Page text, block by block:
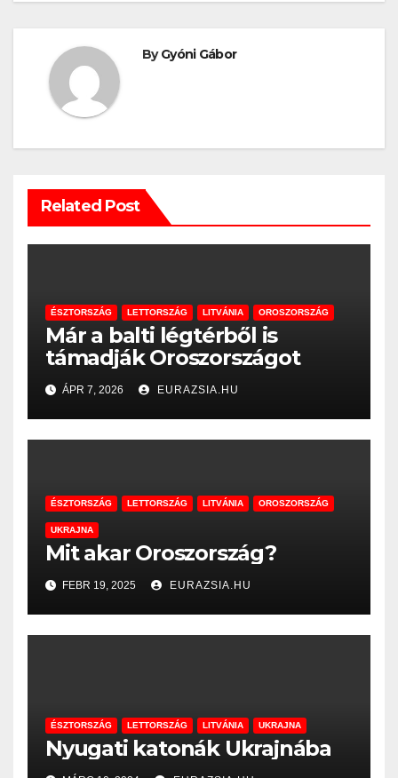
ByGyóni Gábor
Related Post
ÉSZTORSZÁG LETTORSZÁG LITVÁNIA OROSZORSZÁG
Már a balti légtérből is
támadják Oroszországot
ÁPR 7, 2026 EURAZSIA.HU
ÉSZTORSZÁG LETTORSZÁG LITVÁNIA OROSZORSZÁG
UKRAJNA
Mit akar Oroszország?
FEBR 19, 2025 EURAZSIA.HU
ÉSZTORSZÁG LETTORSZÁG LITVÁNIA UKRAJNA
Nyugati katonák Ukrajnába